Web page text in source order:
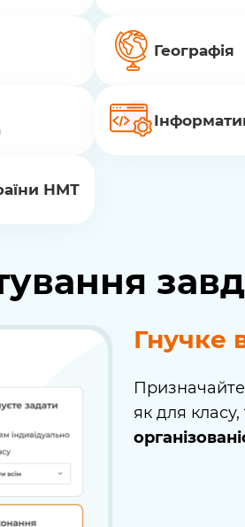
Географія
НМТ
Гнучке
як для класу,